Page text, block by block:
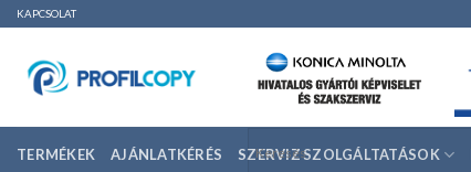
Ugrás
tartalomhoz
KAPCSOLAT
TERMÉKEK AJÁNLATKÉRÉS SZERVIZ SZOLGÁLTATÁSOK